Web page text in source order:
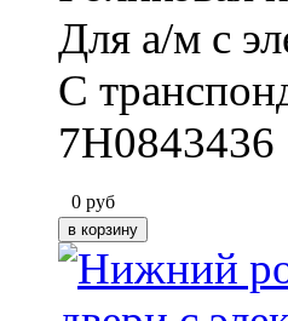
Для а/м с
С
7H0843436
0 руб